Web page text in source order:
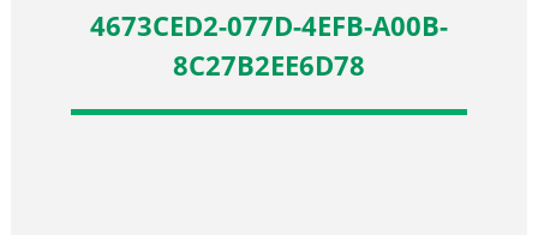
4673CED2-077D-4EFB-A00B-
8C27B2EE6D78